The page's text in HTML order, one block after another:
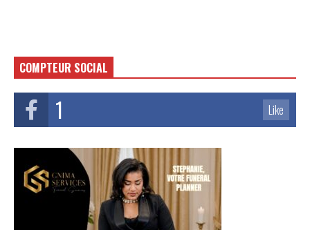
COMPTEUR SOCIAL
1 Like